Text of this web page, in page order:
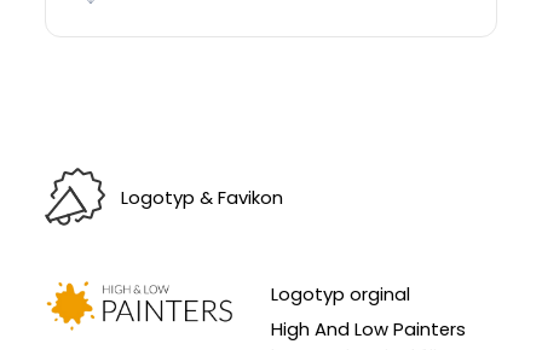
Logotyp & Favikon
Logotyp orginal
High And Low Painters